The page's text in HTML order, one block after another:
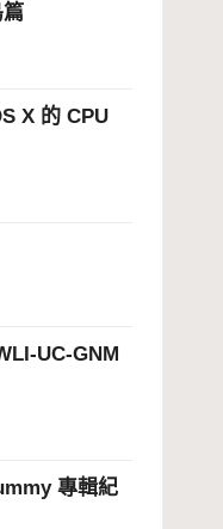
X 的 CPU
UC-GNM
專輯紀